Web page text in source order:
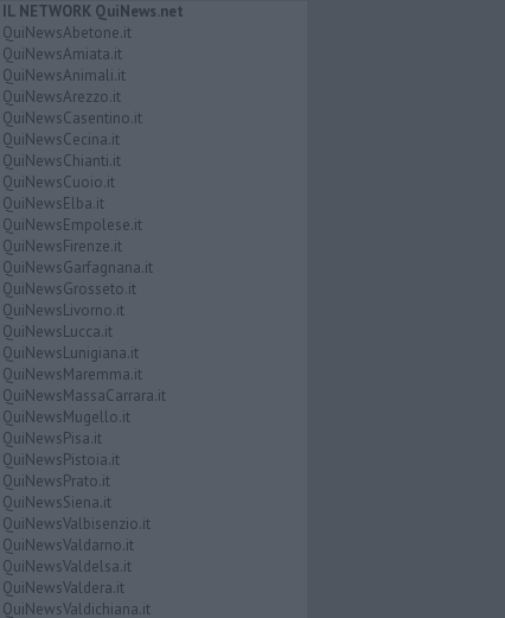
IL NETWORK QuiNews.net
QuiNewsAbetone.it
QuiNewsAmiata.it
QuiNewsAnimali.it
QuiNewsArezzo.it
QuiNewsCasentino.it
QuiNewsCecina.it
QuiNewsChianti.it
QuiNewsCuoio.it
QuiNewsElba.it
QuiNewsEmpolese.it
QuiNewsFirenze.it
QuiNewsGarfagnana.it
QuiNewsGrosseto.it
QuiNewsLivorno.it
QuiNewsLucca.it
QuiNewsLunigiana.it
QuiNewsMaremma.it
QuiNewsMassaCarrara.it
QuiNewsMugello.it
QuiNewsPisa.it
QuiNewsPistoia.it
QuiNewsPrato.it
QuiNewsSiena.it
QuiNewsValbisenzio.it
QuiNewsValdarno.it
QuiNewsValdelsa.it
QuiNewsValdera.it
QuiNewsValdichiana.it